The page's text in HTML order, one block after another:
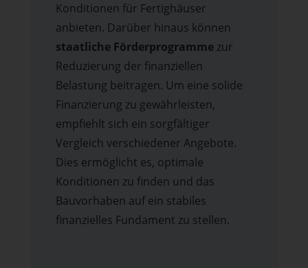
Konditionen für Fertighäuser
anbieten. Darüber hinaus können
staatliche Förderprogrammezur
Reduzierung der finanziellen
Belastung beitragen. Um eine solide
Finanzierung zu gewährleisten,
empfiehlt sich ein sorgfältiger
Vergleich verschiedener Angebote.
Dies ermöglicht es, optimale
Konditionen zu finden und das
Bauvorhaben auf ein stabiles
finanzielles Fundament zu stellen.